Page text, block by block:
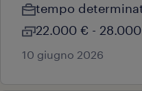
tempo
22.000 € -
10 giugno 2026